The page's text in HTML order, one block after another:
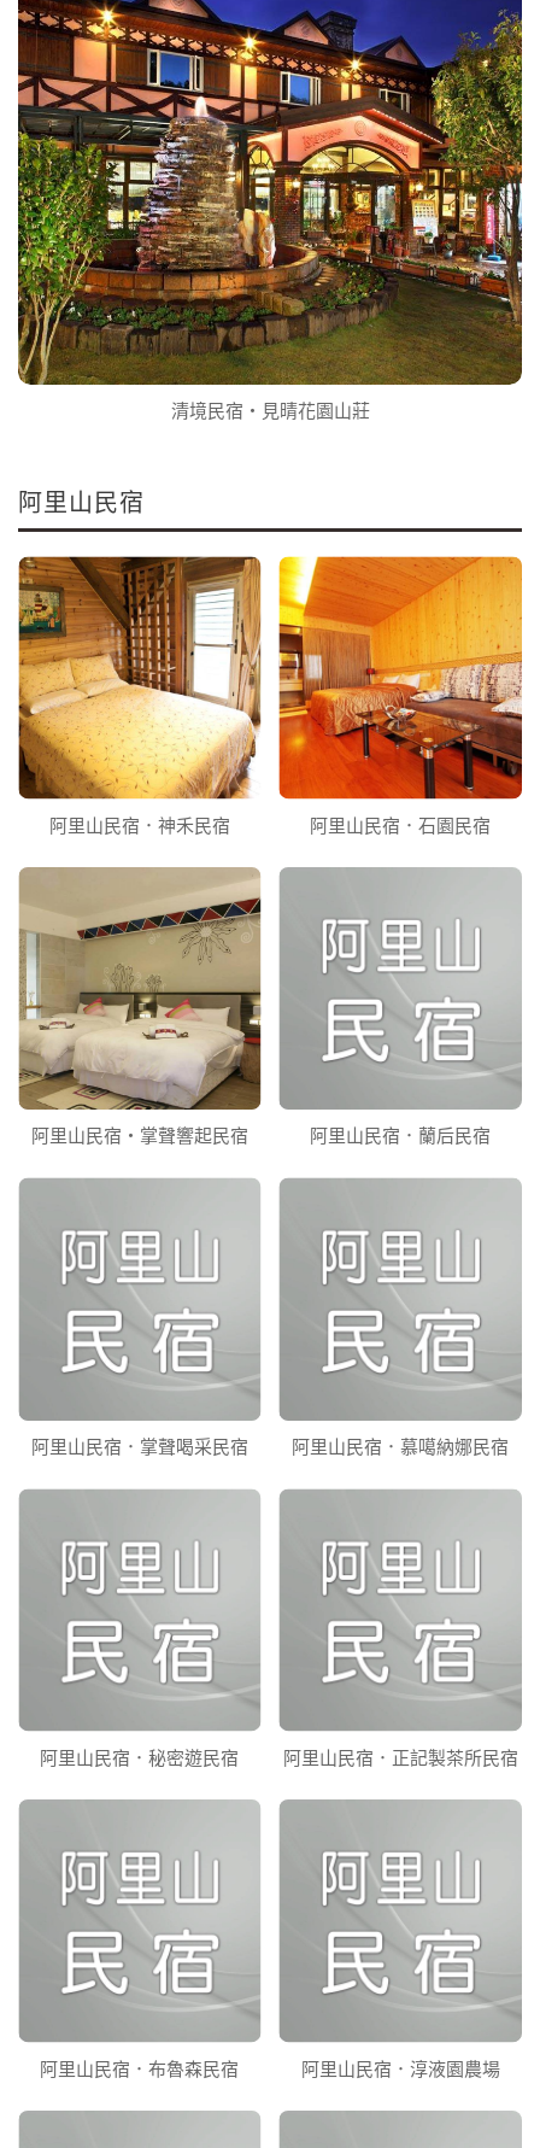
清境民宿‧見晴花園山莊
阿里山民宿
阿里山民宿．神禾民宿 阿里山民宿．石園民宿
阿里山民宿‧掌聲響起民宿 阿里山民宿．蘭后民宿
阿里山民宿．掌聲喝采民宿 阿里山民宿．慕噶納娜民宿
阿里山民宿．秘密遊民宿 阿里山民宿．正記製茶所民宿
阿里山民宿．布魯森民宿 阿里山民宿．淳液園農場